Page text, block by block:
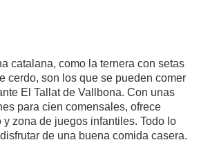
catalana, como la ternera con setas
cerdo, son los que se pueden comer
El Tallat de Vallbona. Con unas
para cien comensales, ofrece
y zona de juegos infantiles. Todo lo
de una buena comida casera.